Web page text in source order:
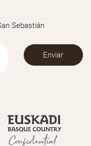
Sebastián